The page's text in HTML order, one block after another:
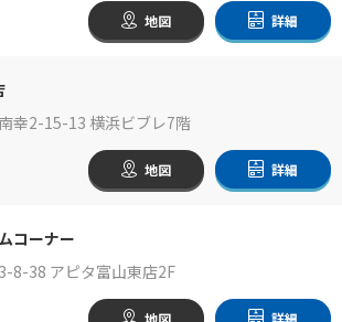
地図 詳細
幸2-15-13 横浜ビブレ7階
地図 詳細
コーナー
8-38 アピタ富山東店2F
地図 詳細